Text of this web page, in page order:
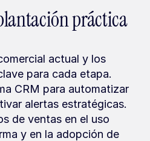
práctica
actual y los
para cada etapa.
CRM para automatizar
alertas estratégicas.
de ventas en el uso
y en la adopción de